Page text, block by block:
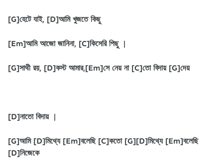
[G]হেটে যাই, [D]আমি খুজতে কিছু
[Em]আমি আজো জানিনা, [C]কিসেরি পিছু |
[G]সাথী রয়, [D]কস্ট আমার,[Em]সে নেয় না [C]তো বিদায় [G]দেয়
[D]নাতো বিদায় |
[G]আমি [D]মিথ্যে [Em]বলেছি [C]কতো [G][D]মিথ্যে [Em]বলেছি
[D]নিজেকে